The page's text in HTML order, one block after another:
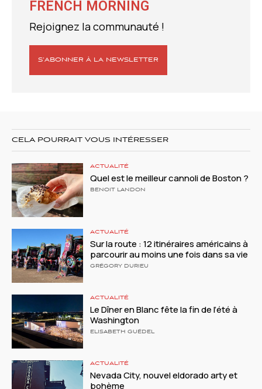
FRENCH MORNING
Rejoignez la communauté !
S’ABONNER À LA NEWSLETTER
CELA POURRAIT VOUS INTÉRESSER
ACTUALITÉ
Quel est le meilleur cannoli de Boston ?
BENOIT LANDON
ACTUALITÉ
Sur la route : 12 itinéraires américains à
parcourir au moins une fois dans sa vie
GRÉGORY DURIEU
ACTUALITÉ
Le Dîner en Blanc fête la fin de l’été à
Washington
ELISABETH GUÉDEL
ACTUALITÉ
Nevada City, nouvel eldorado arty et
bohème